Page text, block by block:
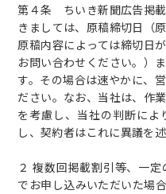
第４条 ちいき新聞広告掲
きましては、原稿締切日（
原稿内容によっては締切日
お問い合わせください。）
す。その場合は速やかに、
ださい。なお、当社は、作
を考慮し、当社の判断によ
し、契約者はこれに異議を
２ 複数回掲載割引等、一
でお申し込みいただいた場